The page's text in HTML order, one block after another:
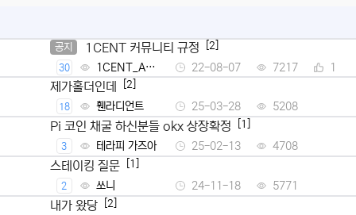
공지 1CENT 커뮤니티 규정 [2]
30
1CENT_Ad
min
22-08-07 7217 1
제가홀더인데 [2]
18 휀라디언트 25-03-28 5208
Pi 코인 채굴 하신분들 okx 상장확정 [1]
3 테라피 가즈아 25-02-13 4708
스테이킹 질문 [1]
2 쏘니 24-11-18 5771
내가 왔당 [2]